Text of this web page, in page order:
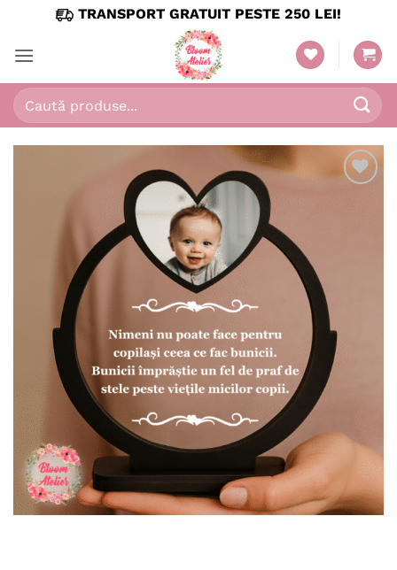
content
TRANSPORT GRATUIT PESTE 250 LEI!
Caută
după: